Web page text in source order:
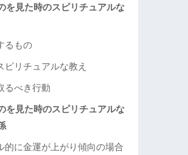
を見た時のスピリチュアルな
るもの
ピリチュアルな教え
るべき行動
を見た時のスピリチュアルな
的に金運が上がり傾向の場合